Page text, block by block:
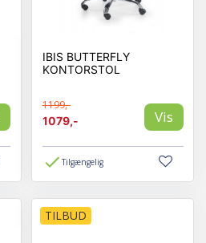
IBIS BUTTERFLY
KONTORSTOL
1199,-
1079,-
Vis
Tilgængelig
TILBUD